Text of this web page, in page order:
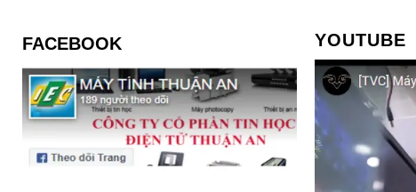
FACEBOOK YOUTUBE